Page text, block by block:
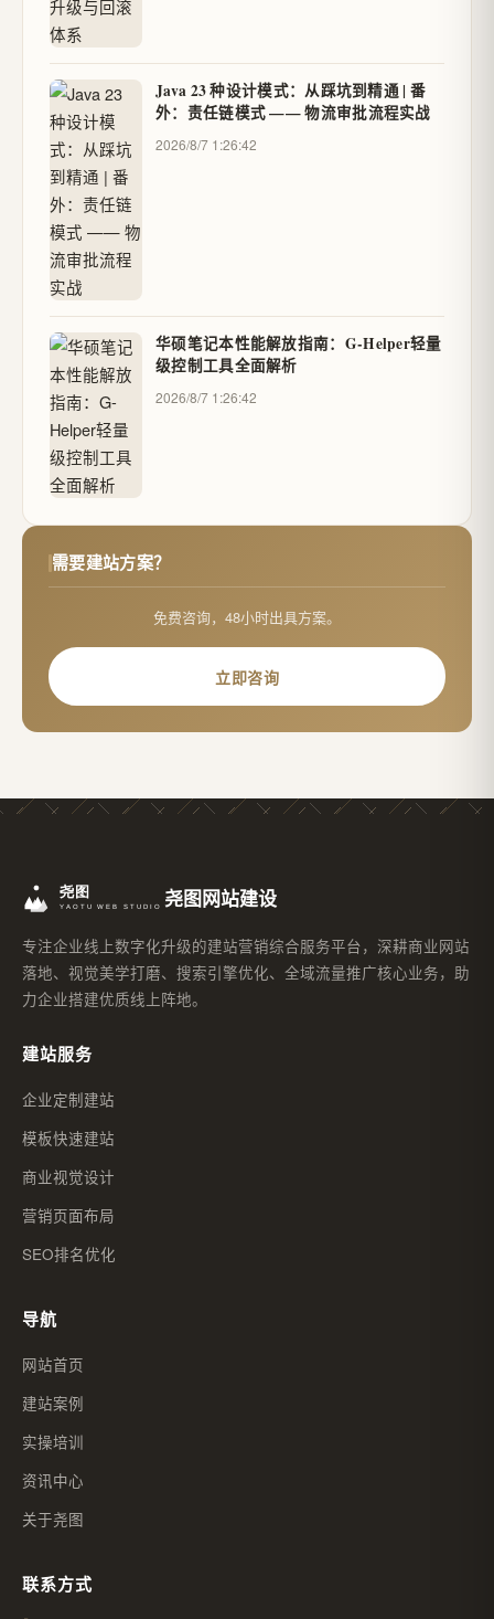
Java 23 种设计模式：从踩坑到精通 | 番
外：责任链模式 —— 物流审批流程实战
2026/8/7 1:26:42
华硕笔记本性能解放指南：G-Helper轻量
级控制工具全面解析
2026/8/7 1:26:42
需要建站方案？
免费咨询，48小时出具方案。
立即咨询
尧图网站建设
专注企业线上数字化升级的建站营销综合服务平台，深耕商业网站
落地、视觉美学打磨、搜索引擎优化、全域流量推广核心业务，助
力企业搭建优质线上阵地。
建站服务
企业定制建站
模板快速建站
商业视觉设计
营销页面布局
SEO排名优化
导航
网站首页
建站案例
实操培训
资讯中心
关于尧图
联系方式